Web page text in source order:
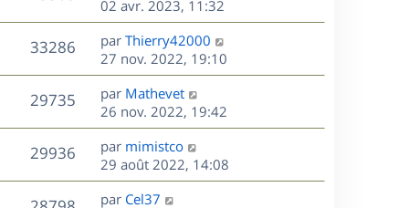
e
a
g
e
m
e
s
s
a
g
e
i
e
r
m
e
s
s
a
g
e
u
e
e
r
n
i
e
r
m
e
s
s
a
02 avr. 2023, 11:32
33286V
u
D
e
r
n
i
e
r
m
e
s
par Thierry42000
27 nov. 2022, 19:10
29735V
u
e
s
D
e
r
n
i
e
r
par Mathevet
26 nov. 2022, 19:42
29936V
u
D
e
r
n
par mimistco
29 août 2022, 14:08
D
par Cel37